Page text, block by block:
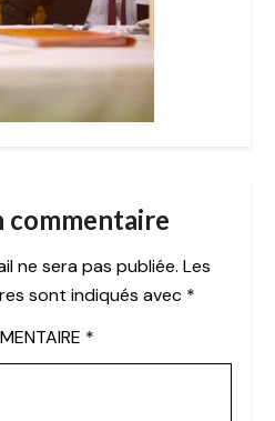
commentaire
ne sera pas publiée. Les
sont indiqués avec *
*